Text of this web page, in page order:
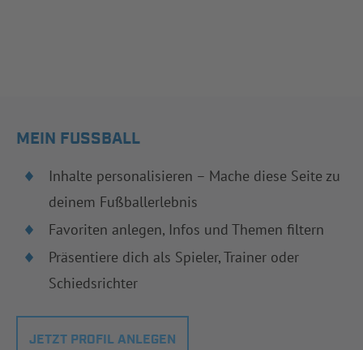
MEIN FUSSBALL
Inhalte personalisieren – Mache diese Seite zu
deinem Fußballerlebnis
Favoriten anlegen, Infos und Themen filtern
Präsentiere dich als Spieler, Trainer oder
Schiedsrichter
JETZT PROFIL ANLEGEN